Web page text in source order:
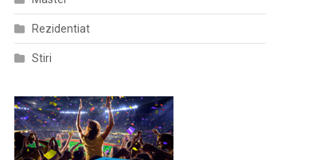
Rezidentiat
Stiri